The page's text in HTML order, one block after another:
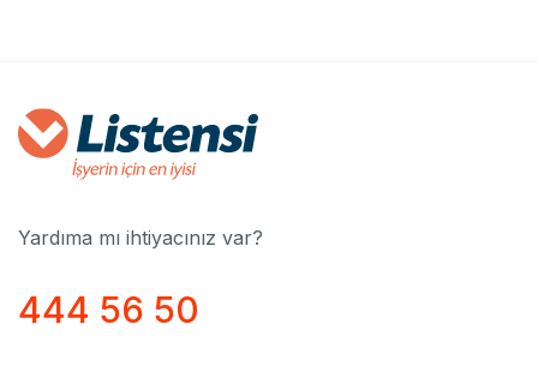
Yardıma mı ihtiyacınız var?
444 56 50